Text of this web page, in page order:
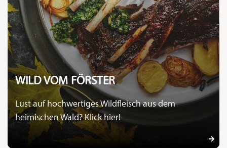
WILD VOM FÖRSTER
Lust auf hochwertiges Wildfleisch aus dem
heimischen Wald? Klick hier!